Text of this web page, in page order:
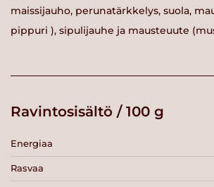
maissijauho, perunatärkkelys, suola,
pippuri ), sipulijauhe ja mausteuute
Ravintosisältö / 100 g
Energiaa
Rasvaa